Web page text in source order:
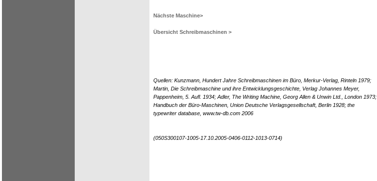
Nächste Maschine>
Übersicht Schreibmaschinen >
Quellen: Kunzmann, Hundert Jahre Schreibmaschinen im Büro, Merkur-Verlag, Rinteln 1979;
Martin, Die Schreibmaschine und ihre Entwicklungsgeschichte, Verlag Johannes Meyer,
Pappenheim, 5. Aufl. 1934; Adler, The Writing Machine, Georg Allen & Unwin Ltd., London 1973;
Handbuch der Büro-Maschinen, Union Deutsche Verlagsgesellschaft, Berlin 1928; the
typewriter database, www.tw-db.com 2006
(050S300107-1005-17.10.2005-0406-0112-1013-0714)